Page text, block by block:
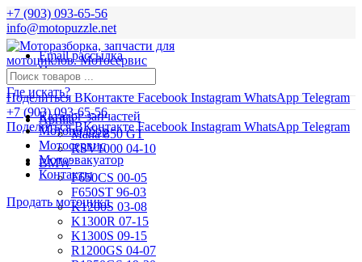
+7 (903) 093-65-56
info@motopuzzle.net
Email рассылка
Новости
Поделиться ВКонтакте Facebook Instagram WhatsApp Telegram
+7 (903) 093-65-56
Поделиться ВКонтакте Facebook Instagram WhatsApp Telegram
Где искать?
Aprilia
Mana 850 GT
RSV1000 04-10
BMW
F650CS 00-05
F650ST 96-03
K1200S 03-08
K1300R 07-15
K1300S 09-15
R1200GS 04-07
Каталог запчастей
Мотоподбор
Мотосервис
Мотоэвакуатор
Контакты
Продать мотоцикл